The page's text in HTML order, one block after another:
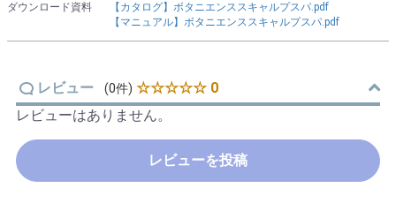
ダウンロード資料
【カタログ】ボタニエンススキャルプスパ.pdf
【マニュアル】ボタニエンススキャルプスパ.pdf
レビュー (0件) ☆☆☆☆☆ 0
レビューはありません。
レビューを投稿